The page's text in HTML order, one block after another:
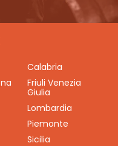
Calabria
Friuli Venezia
Giulia
Lombardia
Piemonte
Sicilia